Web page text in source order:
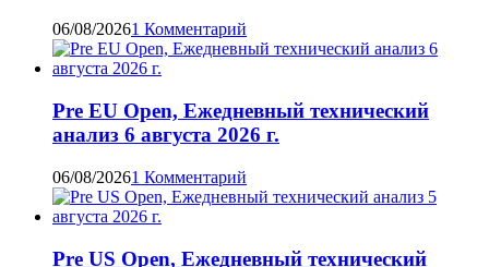
06/08/20261 Комментарий
Pre EU Open, Ежедневный технический
анализ 6 августа 2026 г.
06/08/20261 Комментарий
Pre US Open, Ежедневный технический